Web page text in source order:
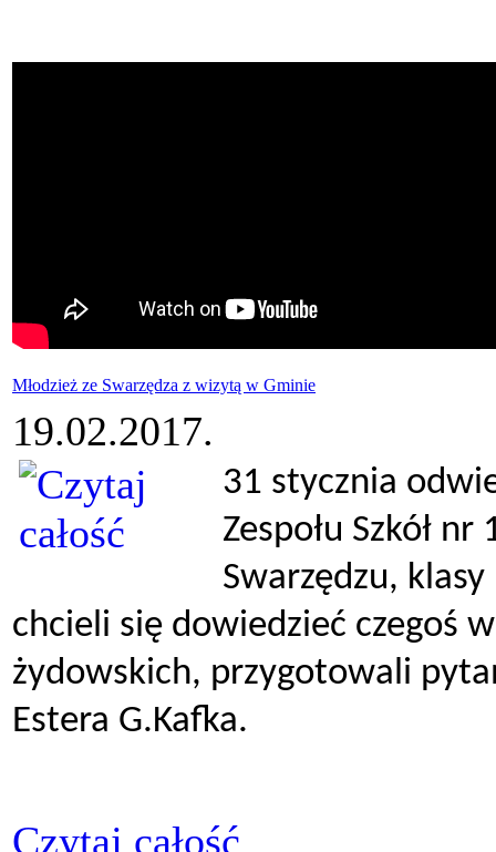
Młodzież ze Swarzędza z wizytą w Gminie
19.02.2017.
31 stycznia
Zespołu Szkół
Swarzędzu,
chcieli się dowiedzieć czegoś
żydowskich, przygotowali
Estera G.Kafka.
Czytaj całość